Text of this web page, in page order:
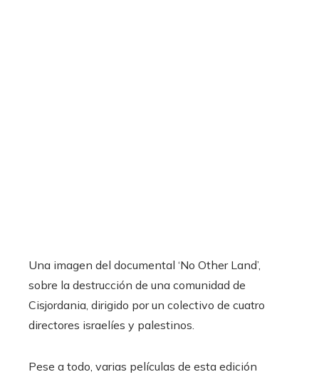
Una imagen del documental ‘No Other Land’,
sobre la destrucción de una comunidad de
Cisjordania, dirigido por un colectivo de cuatro
directores israelíes y palestinos.
Pese a todo, varias películas de esta edición